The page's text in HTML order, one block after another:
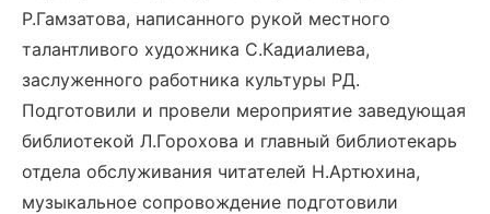
Р.Гамзатова, написанного рукой местного
талантливого художника С.Кадиалиева,
заслуженного работника культуры РД.
Подготовили и провели мероприятие заведующая
библиотекой Л.Горохова и главный библиотекарь
отдела обслуживания читателей Н.Артюхина,
музыкальное сопровождение подготовили